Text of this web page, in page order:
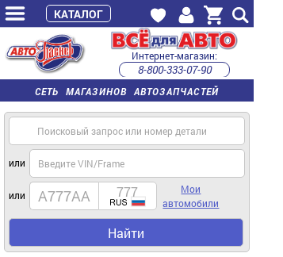
СЕТЬ МАГАЗИНОВ АВТОЗАПЧАСТЕЙ
Интернет-магазин:
8-800-333-07-90
часы работы с 9:00 до 22:00 (пн-пт)
или
или
Мои
автомобили
Найти
КАТАЛОГ